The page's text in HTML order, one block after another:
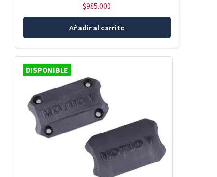
$985.000
Añadir al carrito
DISPONIBLE